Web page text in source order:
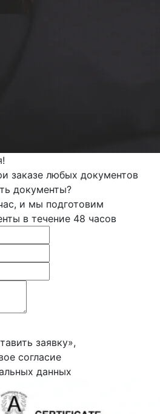
заказе любых документов
документы?
и мы подготовим
в течение 48 часов
заявку»,
согласие
данных